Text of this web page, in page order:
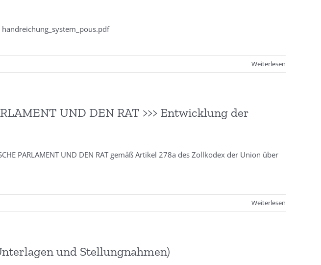
Weiterlesen
UND DEN RAT >>> Entwicklung der
PARLAMENT UND DEN RAT gemäß Artikel 278a des Zollkodex der Union über
Weiterlesen
und Stellungnahmen)